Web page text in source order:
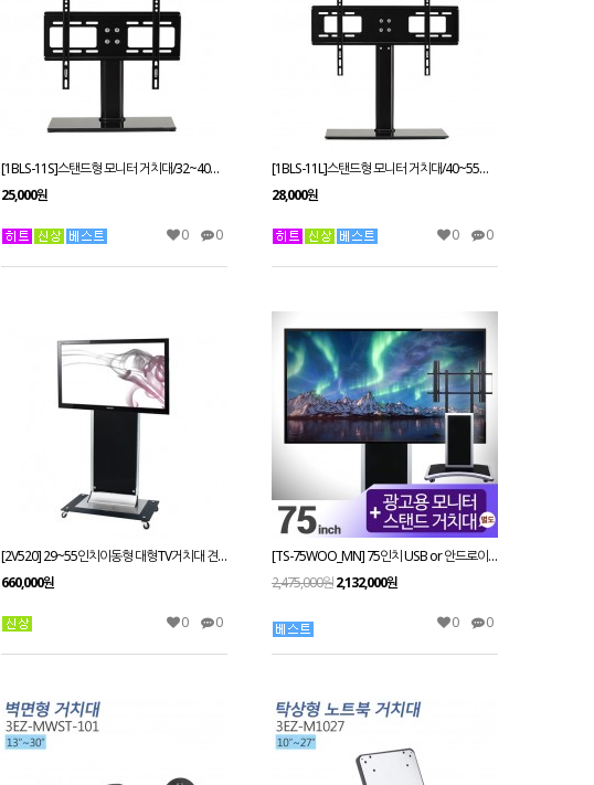
[1BLS-11S]스탠드형 모니터 거치대/32~40인치 모든TV모니터 호환
25,000원
0 0
[1BLS-11L]스탠드형 모니터 거치대/40~55인치 모든TV모니터 호환
28,000원
0 0
[2V520] 29~55인치이동형 대형TV거치대 견고하고 어느곳이나 사용하기 편리한 구조 29~55인치
660,000원
0 0
[TS-75WOO_MN] 75인치 USB or 안드로이드타입 DID 모니터 + 거치형 스탠드 브라켓 패키지/ LED UHD중소기업 TV
2,475,000원2,132,000원
0 0